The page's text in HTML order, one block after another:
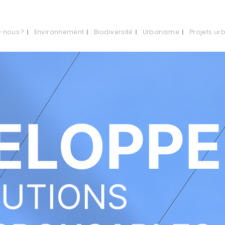
? Environnement Biodiversité Urbanisme Projets
CHAQUE